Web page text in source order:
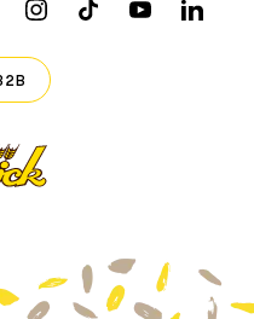
APP
INSTAGRAM
TIKTOKYOUTUBE